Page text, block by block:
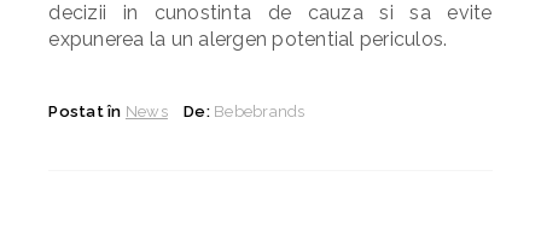
decizii in cunostinta de cauza si sa evite
expunerea la un alergen potential periculos.
Postat în News De: Bebebrands